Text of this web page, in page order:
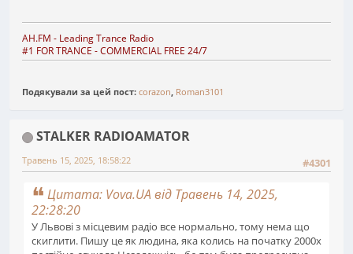
AH.FM - Leading Trance Radio
#1 FOR TRANCE - COMMERCIAL FREE 24/7
Подякували за цей пост: corazon Roman3101
STALKER RADIOAMATOR
#4301
Травень 15, 2025, 18:58:22
Цитата: Vova.UA від Травень 14, 2025,
22:28:20
У Львові з місцевим радіо все нормально, тому нема що
скиглити. Пишу це як людина, яка колись на початку 2000х